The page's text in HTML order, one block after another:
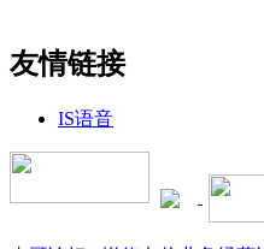
友情链接
IS语音